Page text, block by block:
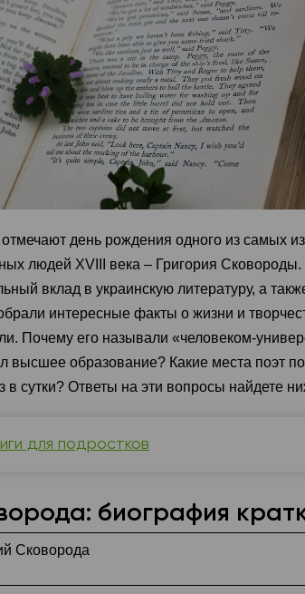
день рождения одного из самых
людей XVIII века – Григория Сковороды.
вклад в украинскую литературу, а
интересные факты о жизни и
Почему его называли «человеком-
высшее образование? Какие места поэт
в сутки? Ответы на эти вопросы найдете
для подростков
биография
Сковорода